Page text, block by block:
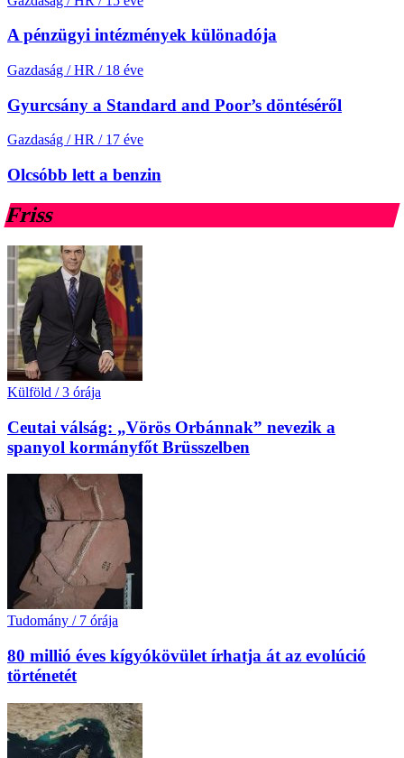
A pénzügyi intézmények különadója
Gazdaság / HR / 18 éve
Gyurcsány a Standard and Poor’s döntéséről
Gazdaság / HR / 17 éve
Olcsóbb lett a benzin
Friss
Külföld / 3 órája
Ceutai válság: „Vörös Orbánnak” nevezik a
spanyol kormányfőt Brüsszelben
Tudomány / 7 órája
80 millió éves kígyókövület írhatja át az evolúció
történetét